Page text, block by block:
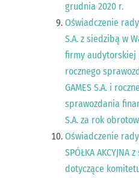
grudnia 2020 r.
Oświadczenie rady
S.A. z siedzibą w
firmy audytorskiej
rocznego
GAMES S.A. i
sprawozdania
S.A. za rok
Oświadczenie rady
SPÓŁKA
dotyczące